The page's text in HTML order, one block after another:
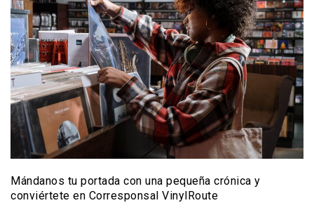
Mándanos tu portada con una pequeña crónica y
conviértete en Corresponsal VinylRoute